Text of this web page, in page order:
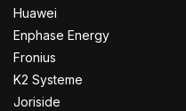
Huawei
Enphase Energy
Fronius
K2 Systeme
Joriside